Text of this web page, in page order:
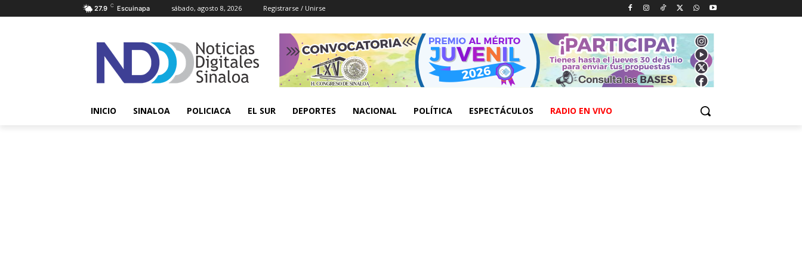
27.9 C Escuinapa sábado, agosto 8, 2026 Registrarse / Unirse
INICIO SINALOA POLICIACA EL SUR DEPORTES NACIONAL POLÍTICA ESPECTÁCULOS RADIO EN VIVO